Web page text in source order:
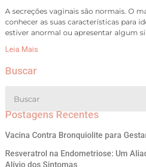
A secreções vaginais são normais. O
conhecer as suas características para
estiver anormal ou apresentar algum
Leia Mais
Buscar
Postagens Recentes
Vacina Contra Bronquiolite para
Resveratrol na Endometriose: Um
Alívio dos Sintomas